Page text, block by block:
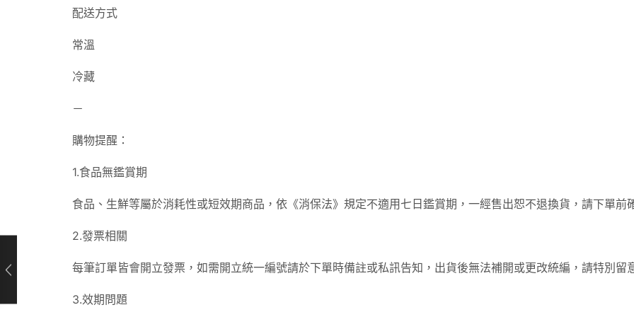
配送方式
常溫
冷藏
－
購物提醒：
1.食品無鑑賞期
食品、生鮮等屬於消耗性或短效期商品，依《消保法》規定不適用七日鑑賞期，一經售出恕不退換貨，請下單前
2.發票相關
每筆訂單皆會開立發票，如需開立統一編號請於下單時備註或私訊告知，出貨後無法補開或更改統編，請特別留
3.效期問題